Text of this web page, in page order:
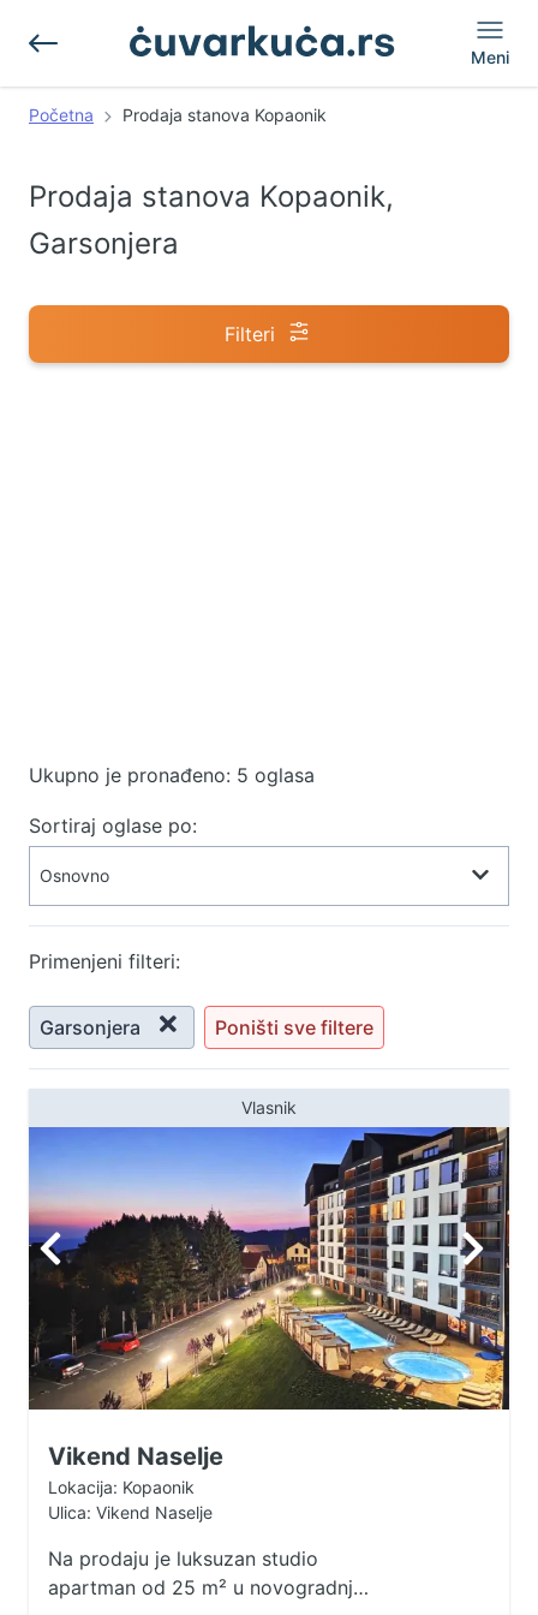
Meni
Početna Prodaja stanova Kopaonik
Prodaja stanova Kopaonik,
Garsonjera
Filteri
Ukupno je pronađeno: 5 oglasa
Sortiraj oglase po:
Primenjeni filteri:
Garsonjera Poništi sve filtere
Vlasnik
Vikend Naselje
Lokacija: Kopaonik
Ulica: Vikend Naselje
Na prodaju je luksuzan studio
apartman od 25 m² u novogradnji